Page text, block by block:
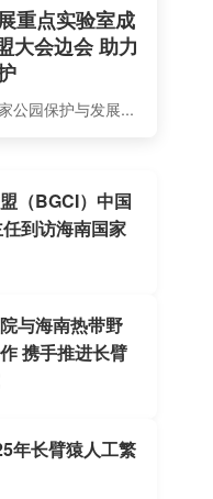
重点实验室成
大会边会 助力
2025 年 10 月 11 日， 海南国家公园保护与发展重点实验室，作为全球长臂猿联盟（Global Gibbon Network，简称 GGN)...
（BGCI）中国
到访海南国家
与海南热带野
携手推进长臂
年长臂猿人工繁